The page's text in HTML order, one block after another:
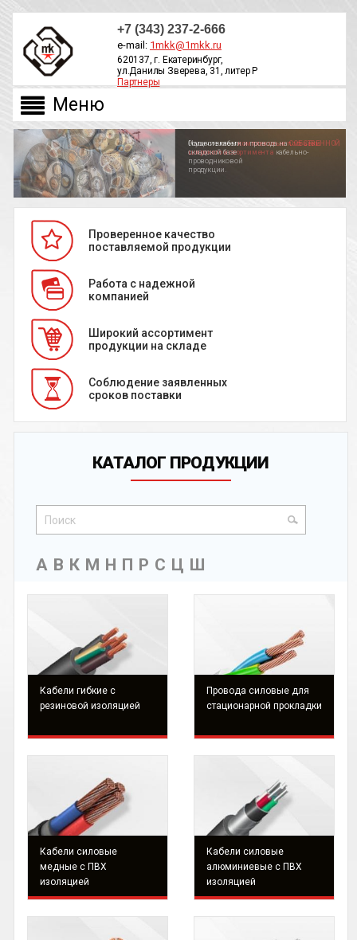
+7 (343) 237-2-666
e-mail: 1mkk@1mkk.ru
620137, г. Екатеринбург,
ул.Данилы Зверева, 31, литер Р
Партнеры
Осуществляемкомплексные поставки
широкого ассортимента кабельно-
проводниковой
продукции.
Наличие кабеля и провода наСОБСТВЕННОЙ
складской базе
Проверенное качество
поставляемой продукции
Работа с надежной
компанией
Широкий ассортимент
продукции на складе
Соблюдение заявленных
сроков поставки
КАТАЛОГ ПРОДУКЦИИ
А В К М Н П Р С Ц Ш
Кабели гибкие с
резиновой изоляцией
Провода силовые для
стационарной прокладки
Кабели силовые
медные с ПВХ
изоляцией
Кабели силовые
алюминиевые с ПВХ
изоляцией